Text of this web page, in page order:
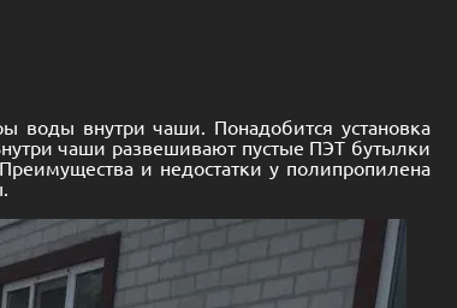
воды внутри чаши. Понадобится установка
чаши развешивают пустые ПЭТ бутылки
и недостатки у полипропилена